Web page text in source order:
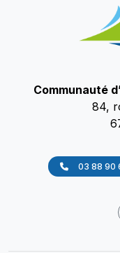
Communauté
84,
03 88 90